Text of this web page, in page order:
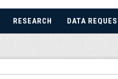
RESEARCH DATA